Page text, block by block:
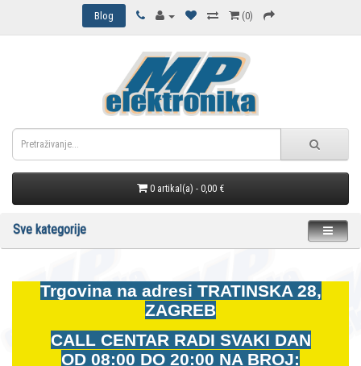
Blog (0)
0 artikal(a) - 0,00 €
Sve kategorije
Trgovina na adresi TRATINSKA 28,
ZAGREB
CALL CENTAR RADI SVAKI DAN
OD 08:00 DO 20:00 NA BROJ: